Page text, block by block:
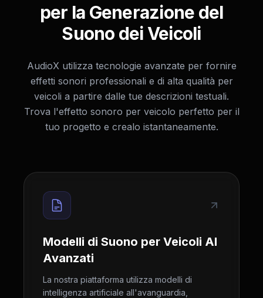
per la Generazione del
Suono dei Veicoli
AudioX utilizza tecnologie avanzate per fornire
effetti sonori professionali e di alta qualità per
veicoli a partire dalle tue descrizioni testuali.
Trova l'effetto sonoro per veicolo perfetto per il
tuo progetto e crealo istantaneamente.
Modelli di Suono per Veicoli AI
Avanzati
La nostra piattaforma utilizza modelli di
intelligenza artificiale all'avanguardia,